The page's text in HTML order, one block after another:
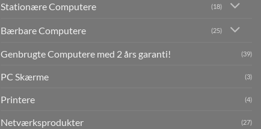
Stationære Computere (18)
Bærbare Computere (25)
Genbrugte Computere med 2 års garanti! (39)
PC Skærme (3)
Printere (4)
Netværksprodukter (27)